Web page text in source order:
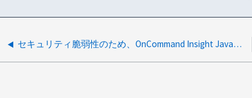
セキュリティ脆弱性のため、OnCommand Insight Javaのアップグレードが必要です